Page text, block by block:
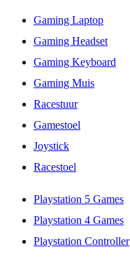
Gaming Laptop
Gaming Headset
Gaming Keyboard
Gaming Muis
Racestuur
Gamestoel
Joystick
Racestoel
Playstation 5 Games
Playstation 4 Games
Playstation Controller